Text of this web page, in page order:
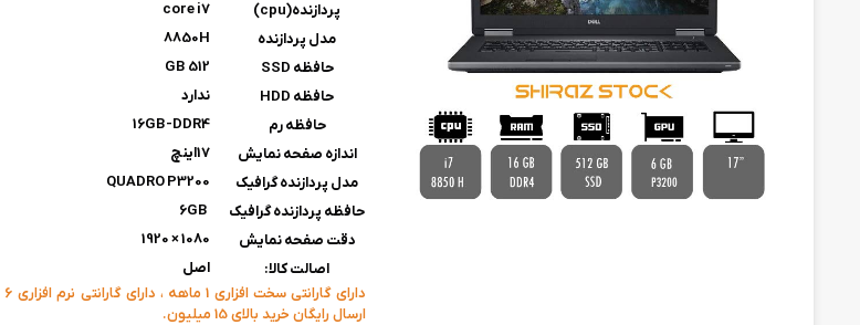
پردازنده(cpu)
مدل پردازنده
حافظه SSD
حافظه HDD
ندارد
حافظه رم
اندازه صفحه نمایش
مدل پردازنده گرافیک
حافظه پردازنده گرافیک
دقت صفحه نمایش
اصالت کالا:
اصل
ارسال رایگان خرید بالای 15 میلیون.